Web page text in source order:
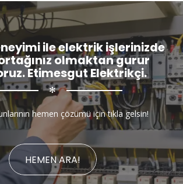
ile elektrik işlerinizde
olmaktan gurur
Etimesgut Elektrikçi.
✻
hemen çözümü için tıkla gelsin!
HEMEN ARA!